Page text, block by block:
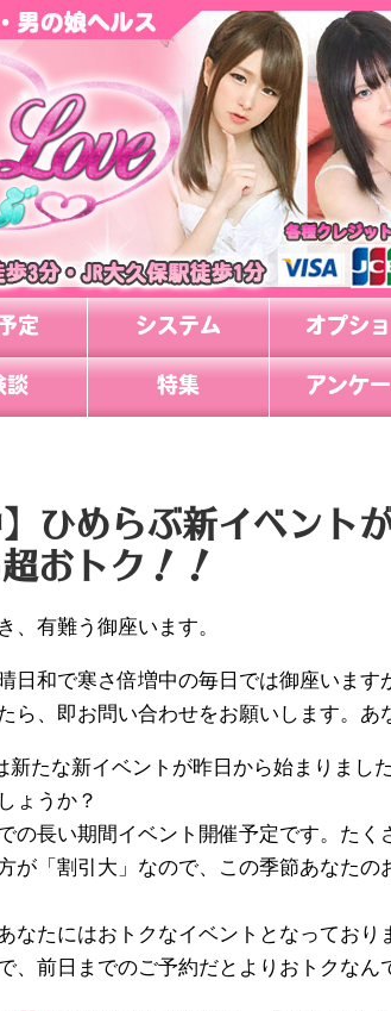
定 システム オプシ
談 特集 アンケ
】ひめらぶ新イベント
おトク！！
、有難う御座います。
日和で寒さ倍増中の毎日では御座いま
ら、即お問い合わせをお願いします。あ
新たな新イベントが昨日から始まりました
ょうか？
の長い期間イベント開催予定です。た
が「割引大」なので、この季節あなたの
なたにはおトクなイベントとなっており
、前日までのご予約だとよりおトクなん